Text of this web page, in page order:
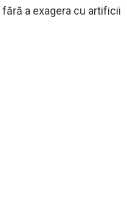
a exagera cu artificii